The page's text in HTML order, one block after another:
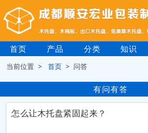
首页 产品 分类 知识
当前位置 >首页 > 问答
有问有答
怎么让木托盘紧固起来？